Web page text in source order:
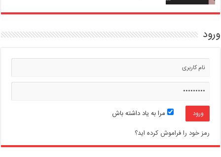
ورود
مرا به یاد داشته باش
رمز خود را فراموش کرده اید؟